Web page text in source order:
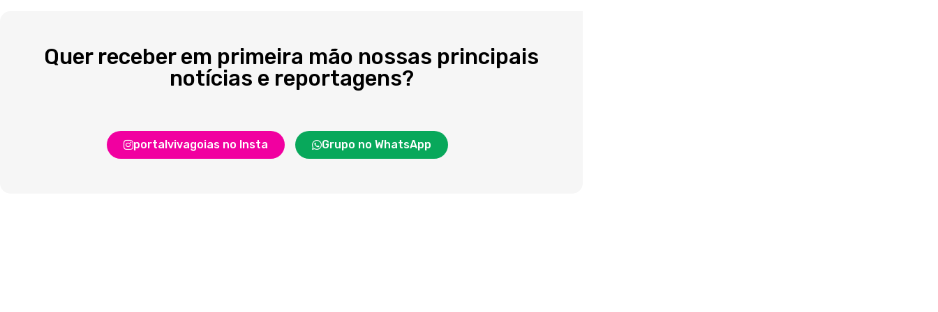
Quer receber em primeira mão nossas principais
notícias e reportagens?
portalvivagoias no Insta Grupo no WhatsApp